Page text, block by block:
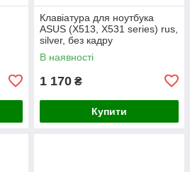
Клавіатура для ноутбука
ASUS (X513, X531 series) rus,
silver, без кадру
В наявності
1 170 ₴
Купити